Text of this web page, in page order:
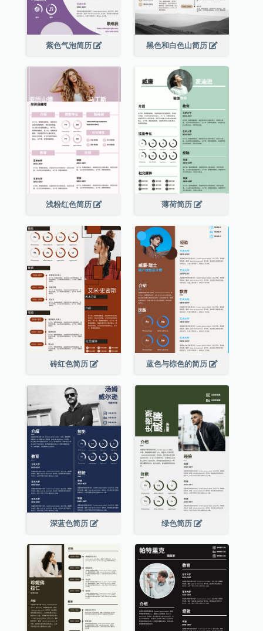
紫色气泡简历 黑色和白色山简历
浅粉红色简历 薄荷简历
砖红色简历 蓝色与棕色的简历
深蓝色简历 绿色简历